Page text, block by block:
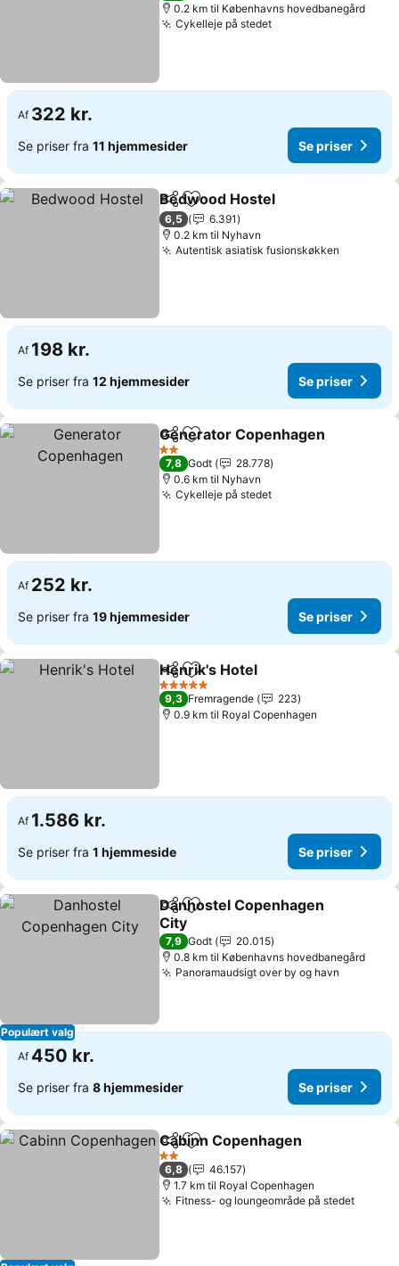
0.2 km til Københavns hovedbanegård
Cykelleje på stedet
Af 322 kr.
Se priser fra 11 hjemmesider Se priser
Del Føj til favoritter
Bedwood Hostel
6,5
6.391
0.2 km til Nyhavn
Autentisk asiatisk fusionskøkken
Af 198 kr.
Se priser fra 12 hjemmesider Se priser
Del Føj til favoritter
Generator Copenhagen
2 Stjerner
7,8 Godt
28.778
0.6 km til Nyhavn
Cykelleje på stedet
Af 252 kr.
Se priser fra 19 hjemmesider Se priser
Del Føj til favoritter
Henrik's Hotel
5 Stjerner
9,3 Fremragende
223
0.9 km til Royal Copenhagen
Af 1.586 kr.
Se priser fra 1 hjemmeside Se priser
Populært valg
Del Føj til favoritter
Danhostel Copenhagen
City
7,9 Godt
20.015
0.8 km til Københavns hovedbanegård
Panoramaudsigt over by og havn
Af 450 kr.
Se priser fra 8 hjemmesider Se priser
Del Føj til favoritter
Cabinn Copenhagen
2 Stjerner
6,8
46.157
1.7 km til Royal Copenhagen
Fitness- og loungeområde på stedet